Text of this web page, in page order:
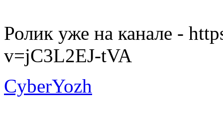
Ролик уже на канале -
v=jC3L2EJ-tVA
CyberYozh